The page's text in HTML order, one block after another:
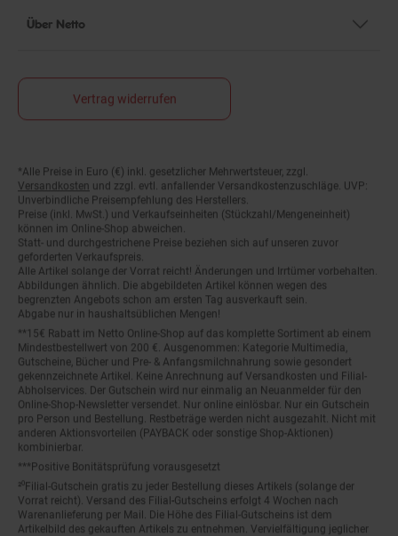
Über Netto
Vertrag widerrufen
Fußnoten
*Alle Preise in Euro (€) inkl. gesetzlicher Mehrwertsteuer, zzgl.
Versandkosten
und zzgl. evtl. anfallender Versandkostenzuschläge. UVP:
Unverbindliche Preisempfehlung des Herstellers.
Preise (inkl. MwSt.) und Verkaufseinheiten (Stückzahl/Mengeneinheit)
können im Online-Shop abweichen.
Statt- und durchgestrichene Preise beziehen sich auf unseren zuvor
geforderten Verkaufspreis.
Alle Artikel solange der Vorrat reicht! Änderungen und Irrtümer vorbehalten.
Abbildungen ähnlich. Die abgebildeten Artikel können wegen des
begrenzten Angebots schon am ersten Tag ausverkauft sein.
Abgabe nur in haushaltsüblichen Mengen!
**15€ Rabatt im Netto Online-Shop auf das komplette Sortiment ab einem
Mindestbestellwert von 200 €. Ausgenommen: Kategorie Multimedia,
Gutscheine, Bücher und Pre- & Anfangsmilchnahrung sowie gesondert
gekennzeichnete Artikel. Keine Anrechnung auf Versandkosten und Filial-
Abholservices. Der Gutschein wird nur einmalig an Neuanmelder für den
Online-Shop-Newsletter versendet. Nur online einlösbar. Nur ein Gutschein
pro Person und Bestellung. Restbeträge werden nicht ausgezahlt. Nicht mit
anderen Aktionsvorteilen (PAYBACK oder sonstige Shop-Aktionen)
kombinierbar.
***Positive Bonitätsprüfung vorausgesetzt
²⁰Filial-Gutschein gratis zu jeder Bestellung dieses Artikels (solange der
Vorrat reicht). Versand des Filial-Gutscheins erfolgt 4 Wochen nach
Warenanlieferung per Mail. Die Höhe des Filial-Gutscheins ist dem
Artikelbild des gekauften Artikels zu entnehmen. Vervielfältigung jeglicher